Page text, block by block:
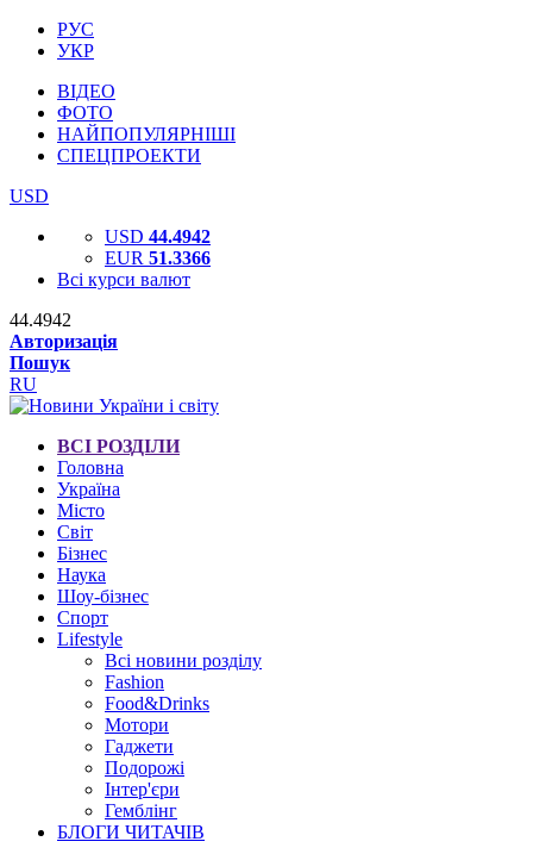
РУС
УКР
ВІДЕО
ФОТО
НАЙПОПУЛЯРНІШІ
СПЕЦПРОЕКТИ
USD
USD 44.4942
EUR 51.3366
Всі курси валют
44.4942
Авторизація
Пошук
RU
ВСІ РОЗДІЛИ
Головна
Україна
Місто
Світ
Бізнес
Наука
Шоу-бізнес
Спорт
Lifestyle
Всі новини розділу
Fashion
Food&Drinks
Мотори
Гаджети
Подорожі
Інтер'єри
Гемблінг
БЛОГИ ЧИТАЧІВ